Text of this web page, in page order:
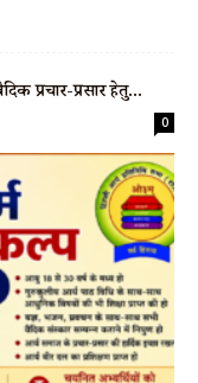
प्रचार-प्रसार हेतु...
0